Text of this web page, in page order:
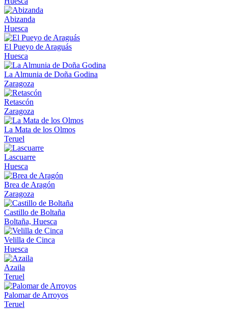
Abizanda
Huesca
El Pueyo de Araguás
Huesca
La Almunia de Doña Godina
Zaragoza
Retascón
Zaragoza
La Mata de los Olmos
Teruel
Lascuarre
Huesca
Brea de Aragón
Zaragoza
Castillo de Boltaña
Boltaña, Huesca
Velilla de Cinca
Huesca
Azaila
Teruel
Palomar de Arroyos
Teruel